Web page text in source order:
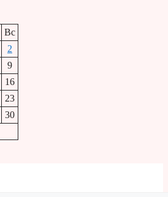
Вс
2
9
16
23
30